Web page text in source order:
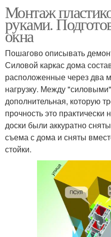
Монтаж
руками.
окна
Пошагово описывать
Силовой каркас дома
расположенные через два
нагрузку. Между
дополнительная, которую
прочность это
доски были аккуратно
съема с дома и сняты
стойки.